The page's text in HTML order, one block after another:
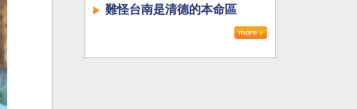
難怪台南是清德的本命區